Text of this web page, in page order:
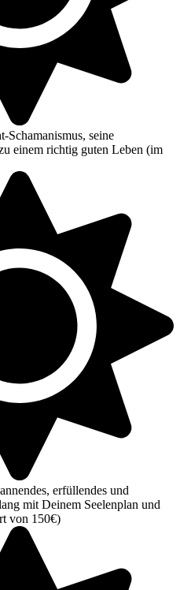
Schamanismus, seine
einem richtig guten Leben (im
erfüllendes und
mit Deinem Seelenplan und
von 150€)